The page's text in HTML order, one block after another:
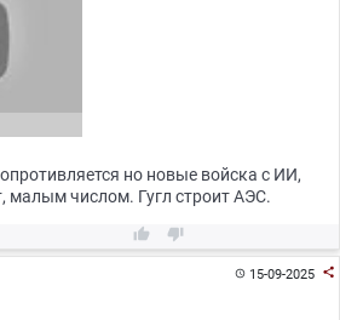
но новые войска с ИИ,
малым числом. Гугл строит АЭС.
 
15-09-2025 